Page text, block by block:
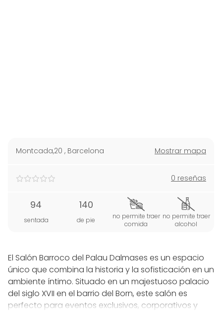
Montcada,20 , Barcelona Mostrar mapa
0 reseñas
94
sentada
140
de pie
no permite traer
comida
no permite traer
alcohol
El Salón Barroco del Palau Dalmases es un espacio
único que combina la historia y la sofisticación en un
ambiente íntimo. Situado en un majestuoso palacio
del siglo XVII en el barrio del Born, este salón es
perfecto para eventos exclusivos, corporativos y